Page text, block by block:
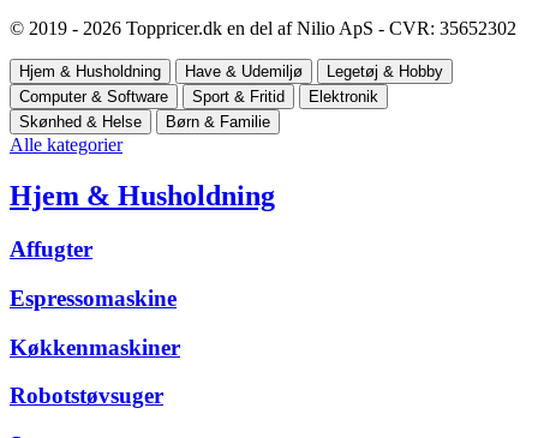
© 2019 - 2026 Toppricer.dk en del af Nilio ApS - CVR: 35652302
Hjem & Husholdning Have & Udemiljø
Legetøj & Hobby
Computer & Software
Sport & Fritid
Elektronik
Skønhed & Helse
Børn & Familie
Alle kategorier
Hjem & Husholdning
Affugter
Espressomaskine
Køkkenmaskiner
Robotstøvsuger